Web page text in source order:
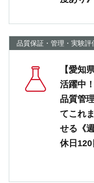
品質保証・管理・実験評
【愛知
活躍中
品質管
てこれ
せる《
休日120